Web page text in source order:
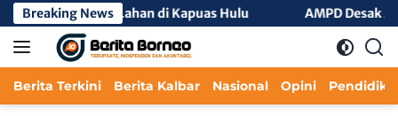
Langsung
ke
konten
Breaking News
dan Lahan di Kapuas Hulu AMPD Desak Menteri
Berita Terkini Berita Kalbar Nasional Opini